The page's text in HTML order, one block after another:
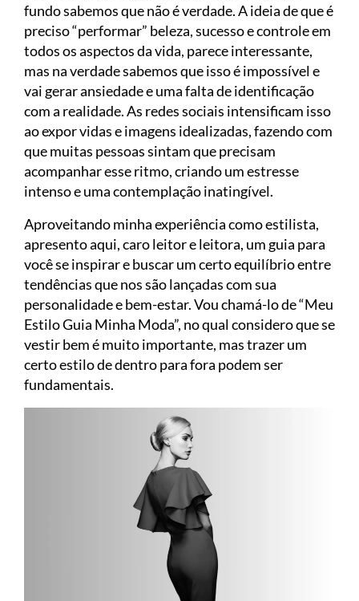
fundo sabemos que não é verdade. A ideia de que é
preciso “performar” beleza, sucesso e controle em
todos os aspectos da vida, parece interessante,
mas na verdade sabemos que isso é impossível e
vai gerar ansiedade e uma falta de identificação
com a realidade. As redes sociais intensificam isso
ao expor vidas e imagens idealizadas, fazendo com
que muitas pessoas sintam que precisam
acompanhar esse ritmo, criando um estresse
intenso e uma contemplação inatingível.
Aproveitando minha experiência como estilista,
apresento aqui, caro leitor e leitora, um guia para
você se inspirar e buscar um certo equilíbrio entre
tendências que nos são lançadas com sua
personalidade e bem-estar. Vou chamá-lo de “Meu
Estilo Guia Minha Moda”, no qual considero que se
vestir bem é muito importante, mas trazer um
certo estilo de dentro para fora podem ser
fundamentais.